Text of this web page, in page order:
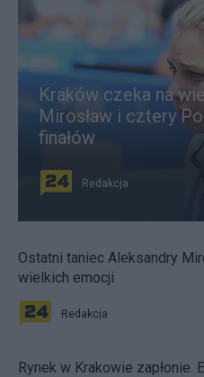
Kraków czeka na
Mirosław i cztery
finałów
Redakcja
Ostatni taniec Aleksandry
wielkich emocji
Redakcja
Rynek w Krakowie zapłonie.